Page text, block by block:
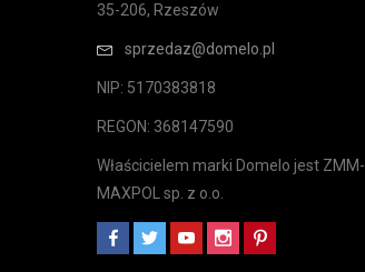
35-206, Rzeszów
sprzedaz@domelo.pl
NIP: 5170383818
REGON: 368147590
Właścicielem marki Domelo jest ZMM-
MAXPOL sp. z o.o.